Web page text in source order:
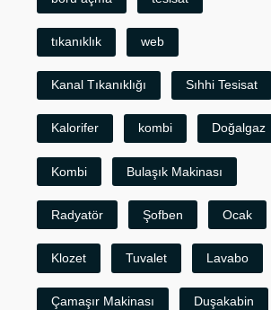
tıkanıklık web
Kanal Tıkanıklığı Sıhhi Tesisat
Kalorifer kombi Doğalgaz
Kombi Bulaşık Makinası
Radyatör Şofben Ocak
Klozet Tuvalet Lavabo
Çamaşır Makinası Duşakabin